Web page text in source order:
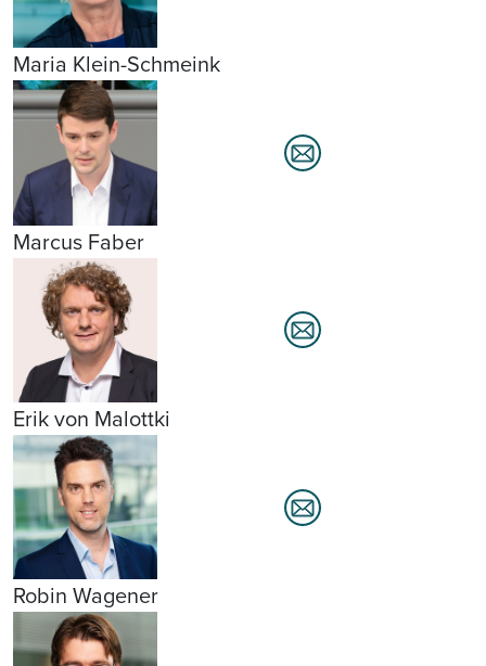
Maria Klein-Schmeink
Marcus Faber
Erik von Malottki
Robin Wagener